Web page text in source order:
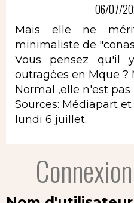
06/07/
Mais elle ne
minimaliste de
Vous pensez qu'il
outragées en Mque ?
Normal ,elle n'est
Sources: Médiapart
lundi 6 juillet.